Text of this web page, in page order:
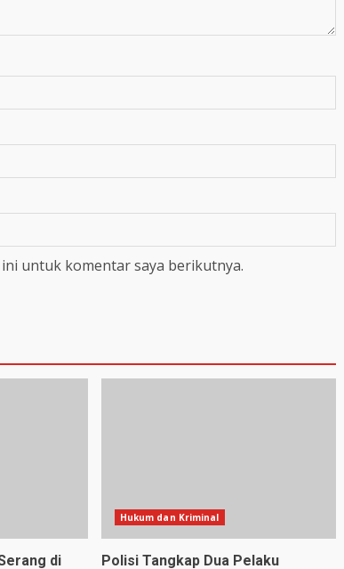
untuk komentar saya berikutnya.
di
Hukum dan Kriminal
Polisi Tangkap Dua Pelaku